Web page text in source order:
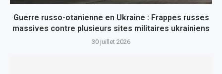
Guerre russo-otanienne en Ukraine : Frappes russes
massives contre plusieurs sites militaires ukrainiens
30 juillet 2026